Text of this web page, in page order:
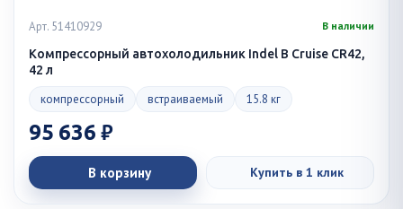
Арт. 51410929 В наличии
Компрессорный автохолодильник Indel B Cruise CR42,
42 л
компрессорный встраиваемый 15.8 кг
95 636 ₽
В корзину Купить в 1 клик